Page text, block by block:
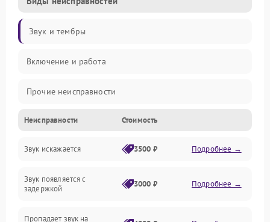
Звук и тембры
Включение и работа
Прочие неисправности
Управление и электроника
Клавиатура
Подключения и интерфейсы
Неисправности Стоимость
Звук искажается 3500 ₽ Подробнее →
Звук появляется с
задержкой
3000 ₽ Подробнее →
Пропадает звук на